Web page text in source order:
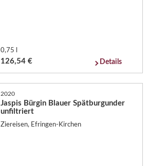
0,75 l
126,54 € Details
2020
Jaspis Bürgin Blauer Spätburgunder
unfiltriert
Ziereisen, Efringen-Kirchen